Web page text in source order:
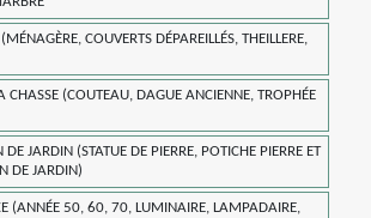
COUVERTS DÉPAREILLÉS, THEILLERE,
CHASSE (COUTEAU, DAGUE ANCIENNE, TROPHÉE
DE JARDIN (STATUE DE PIERRE, POTICHE PIERRE ET
DE JARDIN)
(ANNÉE 50, 60, 70, LUMINAIRE, LAMPADAIRE,